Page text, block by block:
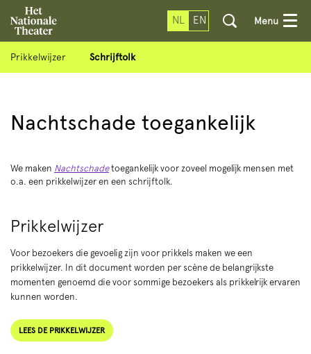
NL EN Menu
Prikkelwijzer Schrijftolk
Nachtschade toegankelijk
We maken Nachtschadetoegankelijk voor zoveel mogelijk mensen met
o.a. een prikkelwijzer en een schrijftolk.
Prikkelwijzer
Voor bezoekers die gevoelig zijn voor prikkels maken we een
prikkelwijzer. In dit document worden per scène de belangrijkste
momenten genoemd die voor sommige bezoekers als prikkelrijk ervaren
kunnen worden.
LEES DE PRIKKELWIJZER